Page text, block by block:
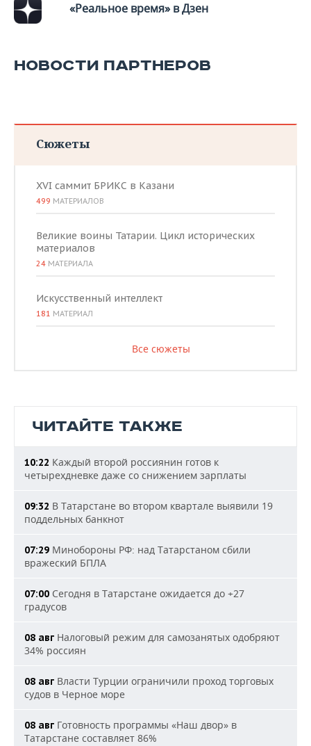
«Реальное время» в Дзен
НОВОСТИ ПАРТНЕРОВ
Сюжеты
XVI саммит БРИКС в Казани
499 МАТЕРИАЛОВ
Великие воины Татарии. Цикл исторических
материалов
24 МАТЕРИАЛА
Искусственный интеллект
181 МАТЕРИАЛ
Все сюжеты
ЧИТАЙТЕ ТАКЖЕ
10:22 Каждый второй россиянин готов к
четырехдневке даже со снижением зарплаты
09:32 В Татарстане во втором квартале выявили 19
поддельных банкнот
07:29 Минобороны РФ: над Татарстаном сбили
вражеский БПЛА
07:00 Сегодня в Татарстане ожидается до +27
градусов
08 авг Налоговый режим для самозанятых одобряют
34% россиян
08 авг Власти Турции ограничили проход торговых
судов в Черное море
08 авг Готовность программы «Наш двор» в
Татарстане составляет 86%